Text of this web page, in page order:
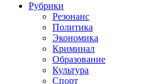
Рубрики
Резонанс
Политика
Экономика
Криминал
Образование
Культура
Спорт